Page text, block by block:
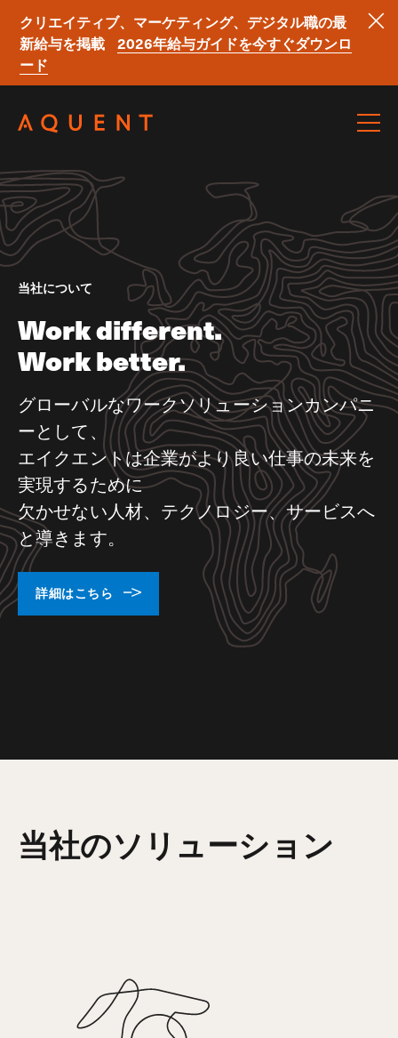
クリエイティブ、マーケティング、デジタル職の最
新給与を掲載
2026年給与ガイドを今すぐダウンロ
ード
当社について
Work different.
Work better.
グローバルなワークソリューションカンパニ
ーとして、
エイクエントは企業がより良い仕事の未来を
実現するために
欠かせない人材、テクノロジー、サービスへ
と導きます。
詳細はこちら
当社のソリューション